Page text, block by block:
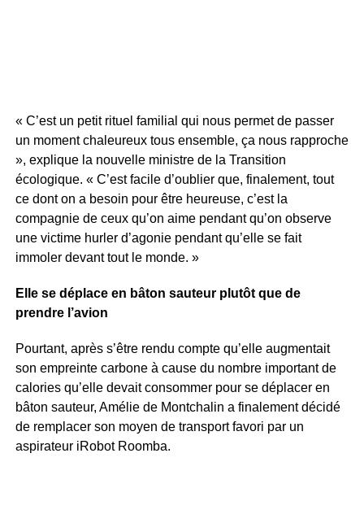
« C’est un petit rituel familial qui nous permet de passer
un moment chaleureux tous ensemble, ça nous rapproche
», explique la nouvelle ministre de la Transition
écologique. « C’est facile d’oublier que, finalement, tout
ce dont on a besoin pour être heureuse, c’est la
compagnie de ceux qu’on aime pendant qu’on observe
une victime hurler d’agonie pendant qu’elle se fait
immoler devant tout le monde. »
Elle se déplace en bâton sauteur plutôt que de
prendre l’avion
Pourtant, après s’être rendu compte qu’elle augmentait
son empreinte carbone à cause du nombre important de
calories qu’elle devait consommer pour se déplacer en
bâton sauteur, Amélie de Montchalin a finalement décidé
de remplacer son moyen de transport favori par un
aspirateur iRobot Roomba.